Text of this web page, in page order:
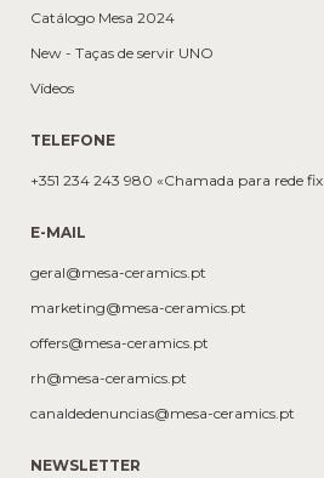
Catálogo Mesa 2024
New - Taças de servir UNO
Vídeos
TELEFONE
+351 234 243 980 «Chamada para rede
E-MAIL
geral@mesa-ceramics.pt
marketing@mesa-ceramics.pt
offers@mesa-ceramics.pt
rh@mesa-ceramics.pt
canaldedenuncias@mesa-ceramics.pt
NEWSLETTER